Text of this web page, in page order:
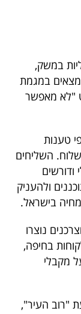
במשק,
במגמת
"לא מאפשר
טענות
השליחים
ולהעניק
בישראל.
נוצרו
בחיפה,
מקבלי
"רוב העיר",